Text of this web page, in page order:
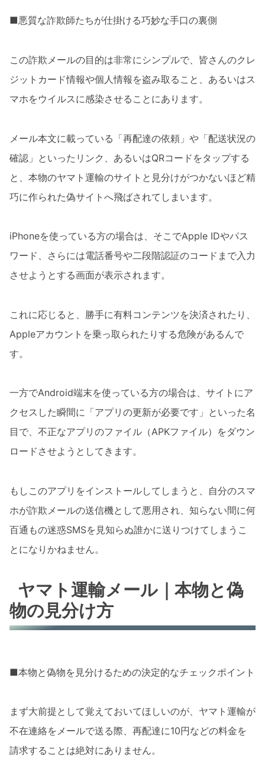
■悪質な詐欺師たちが仕掛ける巧妙な手口の裏側
この詐欺メールの目的は非常にシンプルで、皆さんのクレ
ジットカード情報や個人情報を盗み取ること、あるいはス
マホをウイルスに感染させることにあります。
メール本文に載っている「再配達の依頼」や「配送状況の
確認」といったリンク、あるいはQRコードをタップする
と、本物のヤマト運輸のサイトと見分けがつかないほど精
巧に作られた偽サイトへ飛ばされてしまいます。
iPhoneを使っている方の場合は、そこでApple IDやパス
ワード、さらには電話番号や二段階認証のコードまで入力
させようとする画面が表示されます。
これに応じると、勝手に有料コンテンツを決済されたり、
Appleアカウントを乗っ取られたりする危険があるんで
す。
一方でAndroid端末を使っている方の場合は、サイトにア
クセスした瞬間に「アプリの更新が必要です」といった名
目で、不正なアプリのファイル（APKファイル）をダウン
ロードさせようとしてきます。
もしこのアプリをインストールしてしまうと、自分のスマ
ホが詐欺メールの送信機として悪用され、知らない間に何
百通もの迷惑SMSを見知らぬ誰かに送りつけてしまうこ
とになりかねません。
ヤマト運輸メール｜本物と偽
物の見分け方
■本物と偽物を見分けるための決定的なチェックポイント
まず大前提として覚えておいてほしいのが、ヤマト運輸が
不在連絡をメールで送る際、再配達に10円などの料金を
請求することは絶対にありません。